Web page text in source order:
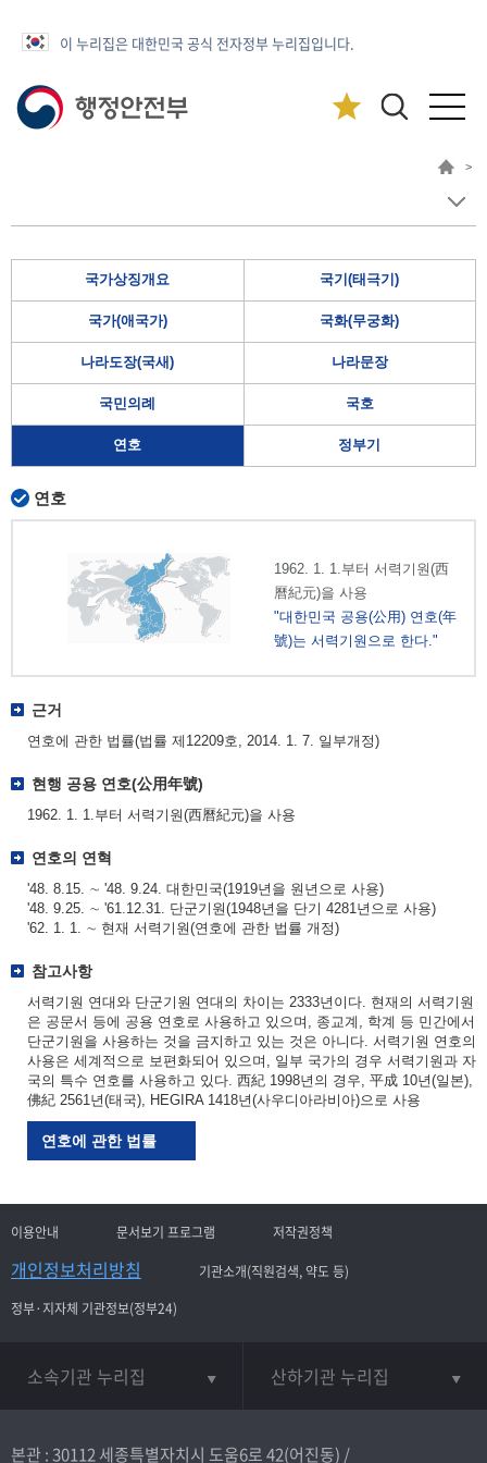
이 누리집은 대한민국 공식 전자정부 누리집입니다.
>
국가상징개요 국기(태극기)
국가(애국가) 국화(무궁화)
나라도장(국새) 나라문장
국민의례 국호
연호 정부기
연호
1962. 1. 1.부터 서력기원(西
曆紀元)을 사용
"대한민국 공용(公用) 연호(年
號)는 서력기원으로 한다."
근거
연호에 관한 법률(법률 제12209호, 2014. 1. 7. 일부개정)
현행 공용 연호(公用年號)
1962. 1. 1.부터 서력기원(西曆紀元)을 사용
연호의 연혁
'48. 8.15. ∼ '48. 9.24. 대한민국(1919년을 원년으로 사용)
'48. 9.25. ∼ '61.12.31. 단군기원(1948년을 단기 4281년으로 사용)
'62. 1. 1. ∼ 현재 서력기원(연호에 관한 법률 개정)
참고사항
서력기원 연대와 단군기원 연대의 차이는 2333년이다. 현재의 서력기원
은 공문서 등에 공용 연호로 사용하고 있으며, 종교계, 학계 등 민간에서
단군기원을 사용하는 것을 금지하고 있는 것은 아니다. 서력기원 연호의
사용은 세계적으로 보편화되어 있으며, 일부 국가의 경우 서력기원과 자
국의 특수 연호를 사용하고 있다. 西紀 1998년의 경우, 平成 10년(일본),
佛紀 2561년(태국), HEGIRA 1418년(사우디아라비아)으로 사용
연호에 관한 법률
이용안내 문서보기 프로그램 저작권정책
개인정보처리방침
기관소개(직원검색, 약도 등)
정부·지자체 기관정보(정부24)
소속기관 누리집 산하기관 누리집
본관 : 30112 세종특별자치시 도움6로 42(어진동) /